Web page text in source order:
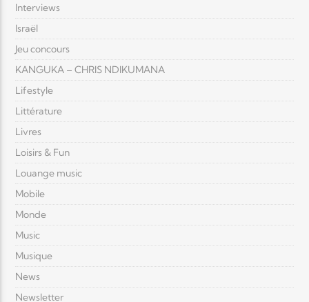
Interviews
Israël
Jeu concours
KANGUKA – CHRIS NDIKUMANA
Lifestyle
Littérature
Livres
Loisirs & Fun
Louange music
Mobile
Monde
Music
Musique
News
Newsletter